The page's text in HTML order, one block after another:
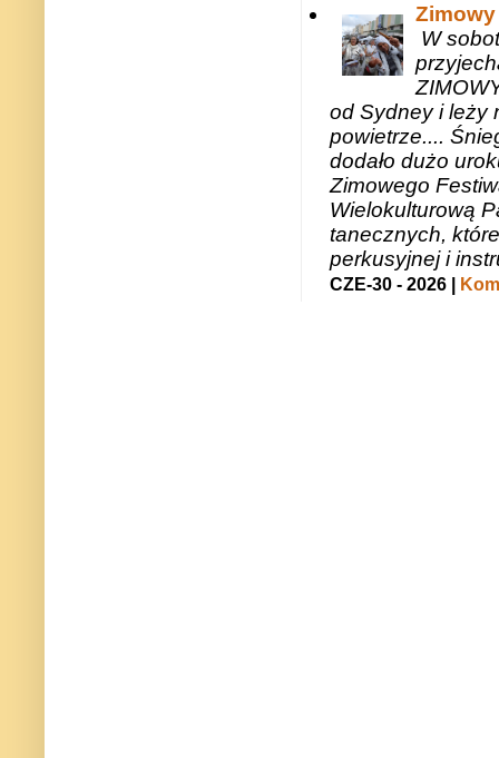
W
od Sydney i leży
powietrze....
dodało dużo
Zimowego
Wielokulturową
tanecznych,
perkusyjnej i
CZE-30 - 2026 |